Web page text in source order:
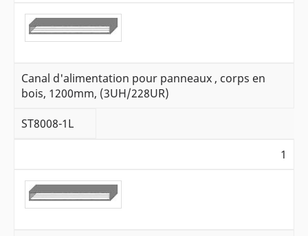
Canal d'alimentation pour panneaux , corps en
bois, 1200mm, (3UH/228UR)
ST8008-1L
1